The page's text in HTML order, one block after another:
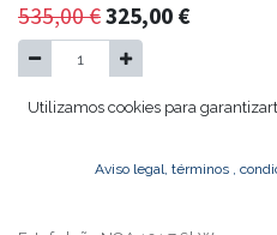
535,00€325,00 €
Agregar
Consultar disponibilidad
Utilizamos cookies para
Aviso legal, términos ,